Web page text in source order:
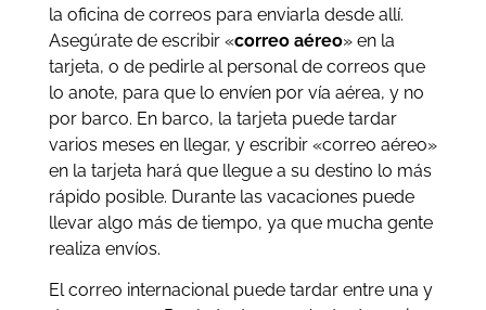
la oficina de correos para enviarla desde allí.
Asegúrate de escribir «correo aéreo» en la
tarjeta, o de pedirle al personal de correos que
lo anote, para que lo envíen por vía aérea, y no
por barco. En barco, la tarjeta puede tardar
varios meses en llegar, y escribir «correo aéreo»
en la tarjeta hará que llegue a su destino lo más
rápido posible. Durante las vacaciones puede
llevar algo más de tiempo, ya que mucha gente
realiza envíos.
El correo internacional puede tardar entre una y